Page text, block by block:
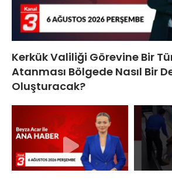
Kerkük Valiliği Görevine Bir
Atanması Bölgede Nasıl Bir
Oluşturacak?